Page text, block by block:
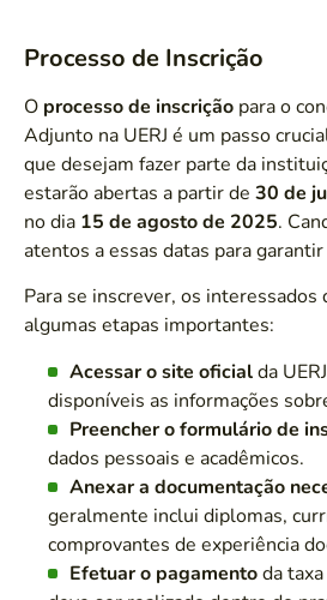
Processo de Inscrição
O processo de inscrição para o
Adjunto na UERJ é um passo
que desejam fazer parte da
estarão abertas a partir de 30 de
no dia 15 de agosto de 2025.
atentos a essas datas para
Para se inscrever, os interessados
algumas etapas importantes:
Acessar o site oficialda
disponíveis as informações
Preencher o formulário de
dados pessoais e acadêmicos.
Anexar a documentação
geralmente inclui diplomas,
comprovantes de experiência
Efetuar o pagamentoda